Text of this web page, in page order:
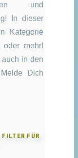
und
In dieser
Kategorie
mehr!
auch in den
Dich
FILTER FÜR